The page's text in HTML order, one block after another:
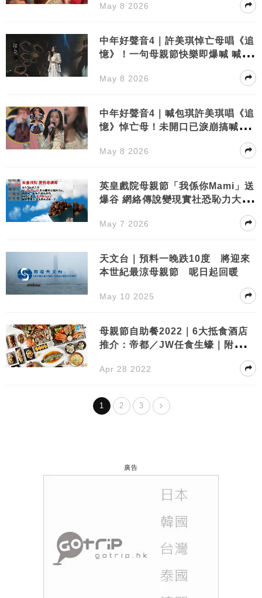
May 8 2026
中年好聲音4｜許美琪悼亡母唱《追
憶》！一句母親節快樂即爆喊 喊到
May 8 2026
中年好聲音4｜喊包琪許美琪唱《追
憶》悼亡母！未開口已淚崩搞喊全
May 8 2026
英皇戲院母親節「我係你Mami」送
爆谷 網絡傳說變現實社恐恥力大考
May 7 2026
天文台｜預料一晚跌10度 將迎來
本世紀最涼母親節 呢日起回暖
May 10 2025
母親節自助餐2022｜6大抵食酒店
推介：帝都／JW任食生蠔｜附預約
Apr 28 2022
1 2 3
廣告